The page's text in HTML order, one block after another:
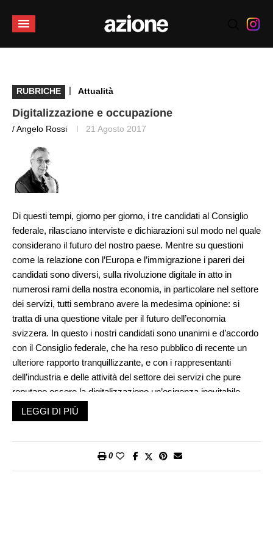
RUBRICHE | Attualità
Digitalizzazione e occupazione
/ Angelo Rossi 21 Agosto 2017
Di questi tempi, giorno per giorno, i tre candidati al Consiglio
federale, rilasciano interviste e dichiarazioni sul modo nel quale
considerano il futuro del nostro paese. Mentre su questioni
come la relazione con l’Europa e l’immigrazione i pareri dei
candidati sono diversi, sulla rivoluzione digitale in atto in
numerosi rami della nostra economia, in particolare nel settore
dei servizi, tutti sembrano avere la medesima opinione: si
tratta di una questione vitale per il futuro dell’economia
svizzera. In questo i nostri candidati sono unanimi e d’accordo
con il Consiglio federale, che ha reso pubblico di recente un
ulteriore rapporto tranquillizzante, e con i rappresentanti
dell’industria e delle attività del settore dei servizi che pure
reputano essere la digitalizzazione un’esigenza inevitabile.
Candidati, Consiglio federale e rappresentanti dell’economia
sono quindi unanimi nel considerare positivo il bilancio dei
fatti da università, think tank pubblici e privati e singoli esperti,
LEGGI DI PIÙ
0